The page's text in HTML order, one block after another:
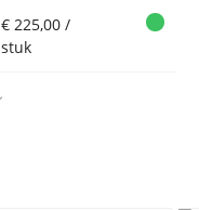
€ 225,00 /
stuk